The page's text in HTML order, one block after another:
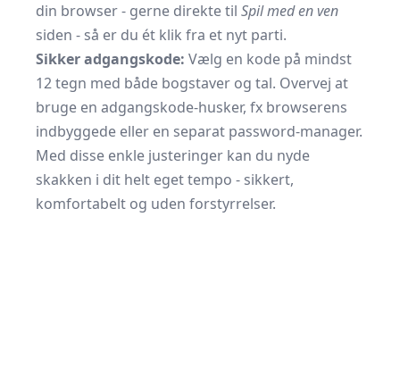
din browser - gerne direkte til Spil med en ven
siden - så er du ét klik fra et nyt parti.
Sikker adgangskode: Vælg en kode på mindst
12 tegn med både bogstaver og tal. Overvej at
bruge en adgangskode-husker, fx browserens
indbyggede eller en separat password-manager.
Med disse enkle justeringer kan du nyde
skakken i dit helt eget tempo - sikkert,
komfortabelt og uden forstyrrelser.